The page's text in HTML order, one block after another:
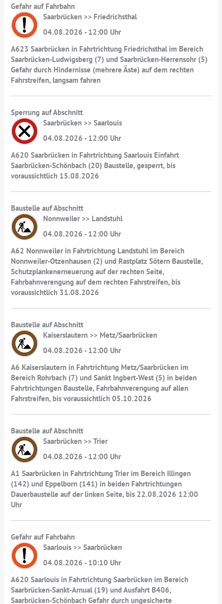
Gefahr auf Fahrbahn
Saarbrücken >> Friedrichsthal
04.08.2026 - 12:00 Uhr
A623 Saarbrücken in Fahrtrichtung Friedrichsthal im Bereich
Saarbrücken-Ludwigsberg (7) und Saarbrücken-Herrensohr (5)
Gefahr durch Hindernisse (mehrere Äste) auf dem rechten
Fahrstreifen, langsam fahren
Sperrung auf Abschnitt
Saarbrücken >> Saarlouis
04.08.2026 - 12:00 Uhr
A620 Saarbrücken in Fahrtrichtung Saarlouis Einfahrt
Saarbrücken-Schönbach (20) Baustelle, gesperrt, bis
voraussichtlich 15.08.2026
Baustelle auf Abschnitt
Nonnweiler >> Landstuhl
04.08.2026 - 12:00 Uhr
A62 Nonnweiler in Fahrtrichtung Landstuhl im Bereich
Nonnweiler-Otzenhausen (2) und Rastplatz Sötern Baustelle,
Schutzplankenerneuerung auf der rechten Seite,
Fahrbahnverengung auf dem rechten Fahrstreifen, bis
voraussichtlich 31.08.2026
Baustelle auf Abschnitt
Kaiserslautern >> Metz/Saarbrücken
04.08.2026 - 12:00 Uhr
A6 Kaiserslautern in Fahrtrichtung Metz/Saarbrücken im
Bereich Rohrbach (7) und Sankt Ingbert-West (5) in beiden
Fahrtrichtungen Baustelle, Fahrbahnverengung auf allen
Fahrstreifen, bis voraussichtlich 05.10.2026
Baustelle auf Abschnitt
Saarbrücken >> Trier
04.08.2026 - 12:00 Uhr
A1 Saarbrücken in Fahrtrichtung Trier im Bereich Illingen
(142) und Eppelborn (141) in beiden Fahrtrichtungen
Dauerbaustelle auf der linken Seite, bis 22.08.2026 12:00
Uhr
Gefahr auf Fahrbahn
Saarlouis >> Saarbrücken
04.08.2026 - 10:10 Uhr
A620 Saarlouis in Fahrtrichtung Saarbrücken im Bereich
Saarbrücken-Sankt-Arnual (19) und Ausfahrt B406,
Saarbrücken-Schönbach Gefahr durch ungesicherte